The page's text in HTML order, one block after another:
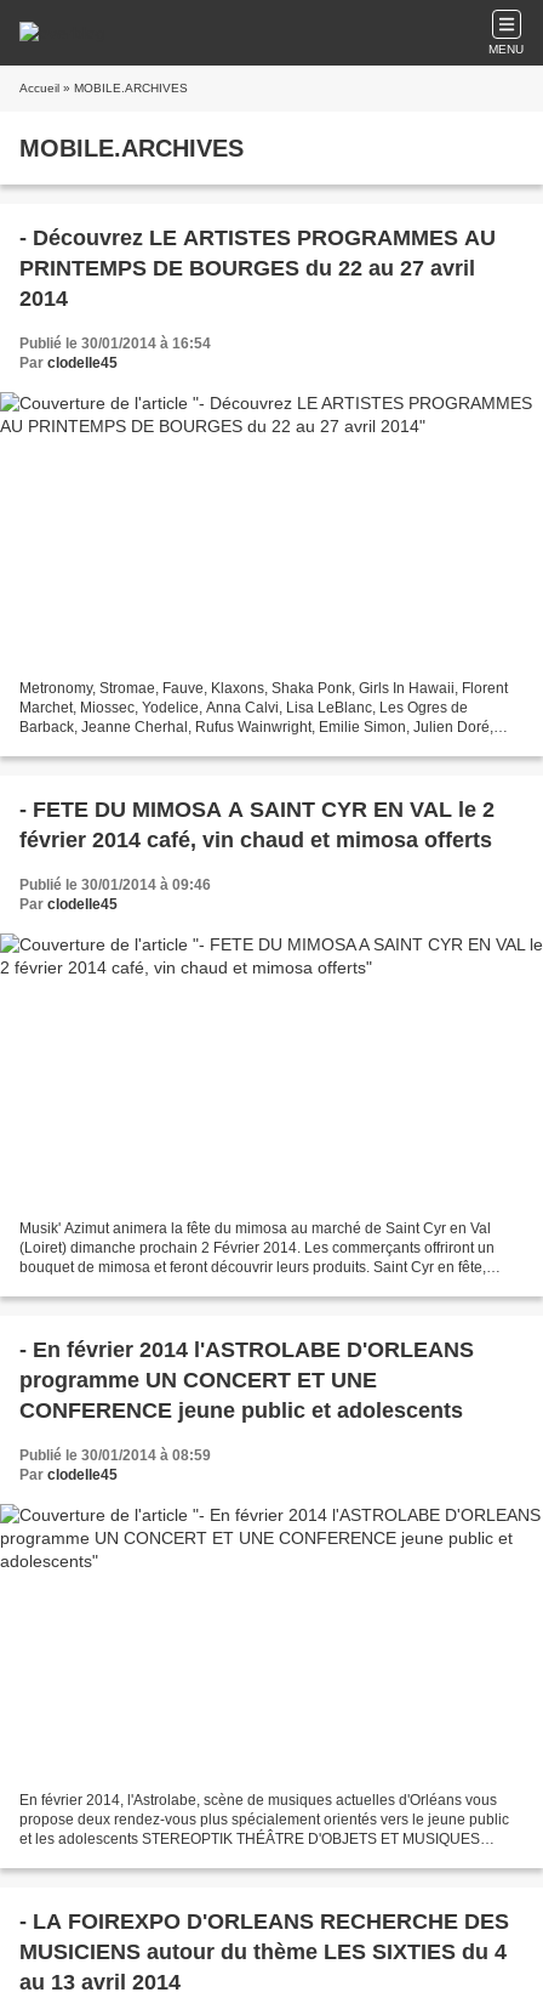
MENU
Accueil » MOBILE.ARCHIVES
MOBILE.ARCHIVES
- Découvrez LE ARTISTES PROGRAMMES AU
PRINTEMPS DE BOURGES du 22 au 27 avril
2014
Publié le 30/01/2014 à 16:54
Par clodelle45
Metronomy, Stromae, Fauve, Klaxons, Shaka Ponk, Girls In Hawaii, Florent
Marchet, Miossec, Yodelice, Anna Calvi, Lisa LeBlanc, Les Ogres de
Barback, Jeanne Cherhal, Rufus Wainwright, Emilie Simon, Julien Doré,
- FETE DU MIMOSA A SAINT CYR EN VAL le 2
février 2014 café, vin chaud et mimosa offerts
Publié le 30/01/2014 à 09:46
Par clodelle45
Musik' Azimut animera la fête du mimosa au marché de Saint Cyr en Val
(Loiret) dimanche prochain 2 Février 2014. Les commerçants offriront un
bouquet de mimosa et feront découvrir leurs produits. Saint Cyr en fête,
- En février 2014 l'ASTROLABE D'ORLEANS
programme UN CONCERT ET UNE
CONFERENCE jeune public et adolescents
Publié le 30/01/2014 à 08:59
Par clodelle45
En février 2014, l'Astrolabe, scène de musiques actuelles d'Orléans vous
propose deux rendez-vous plus spécialement orientés vers le jeune public
et les adolescents STEREOPTIK THÉÂTRE D'OBJETS ET MUSIQUES
- LA FOIREXPO D'ORLEANS RECHERCHE DES
MUSICIENS autour du thème LES SIXTIES du 4
au 13 avril 2014